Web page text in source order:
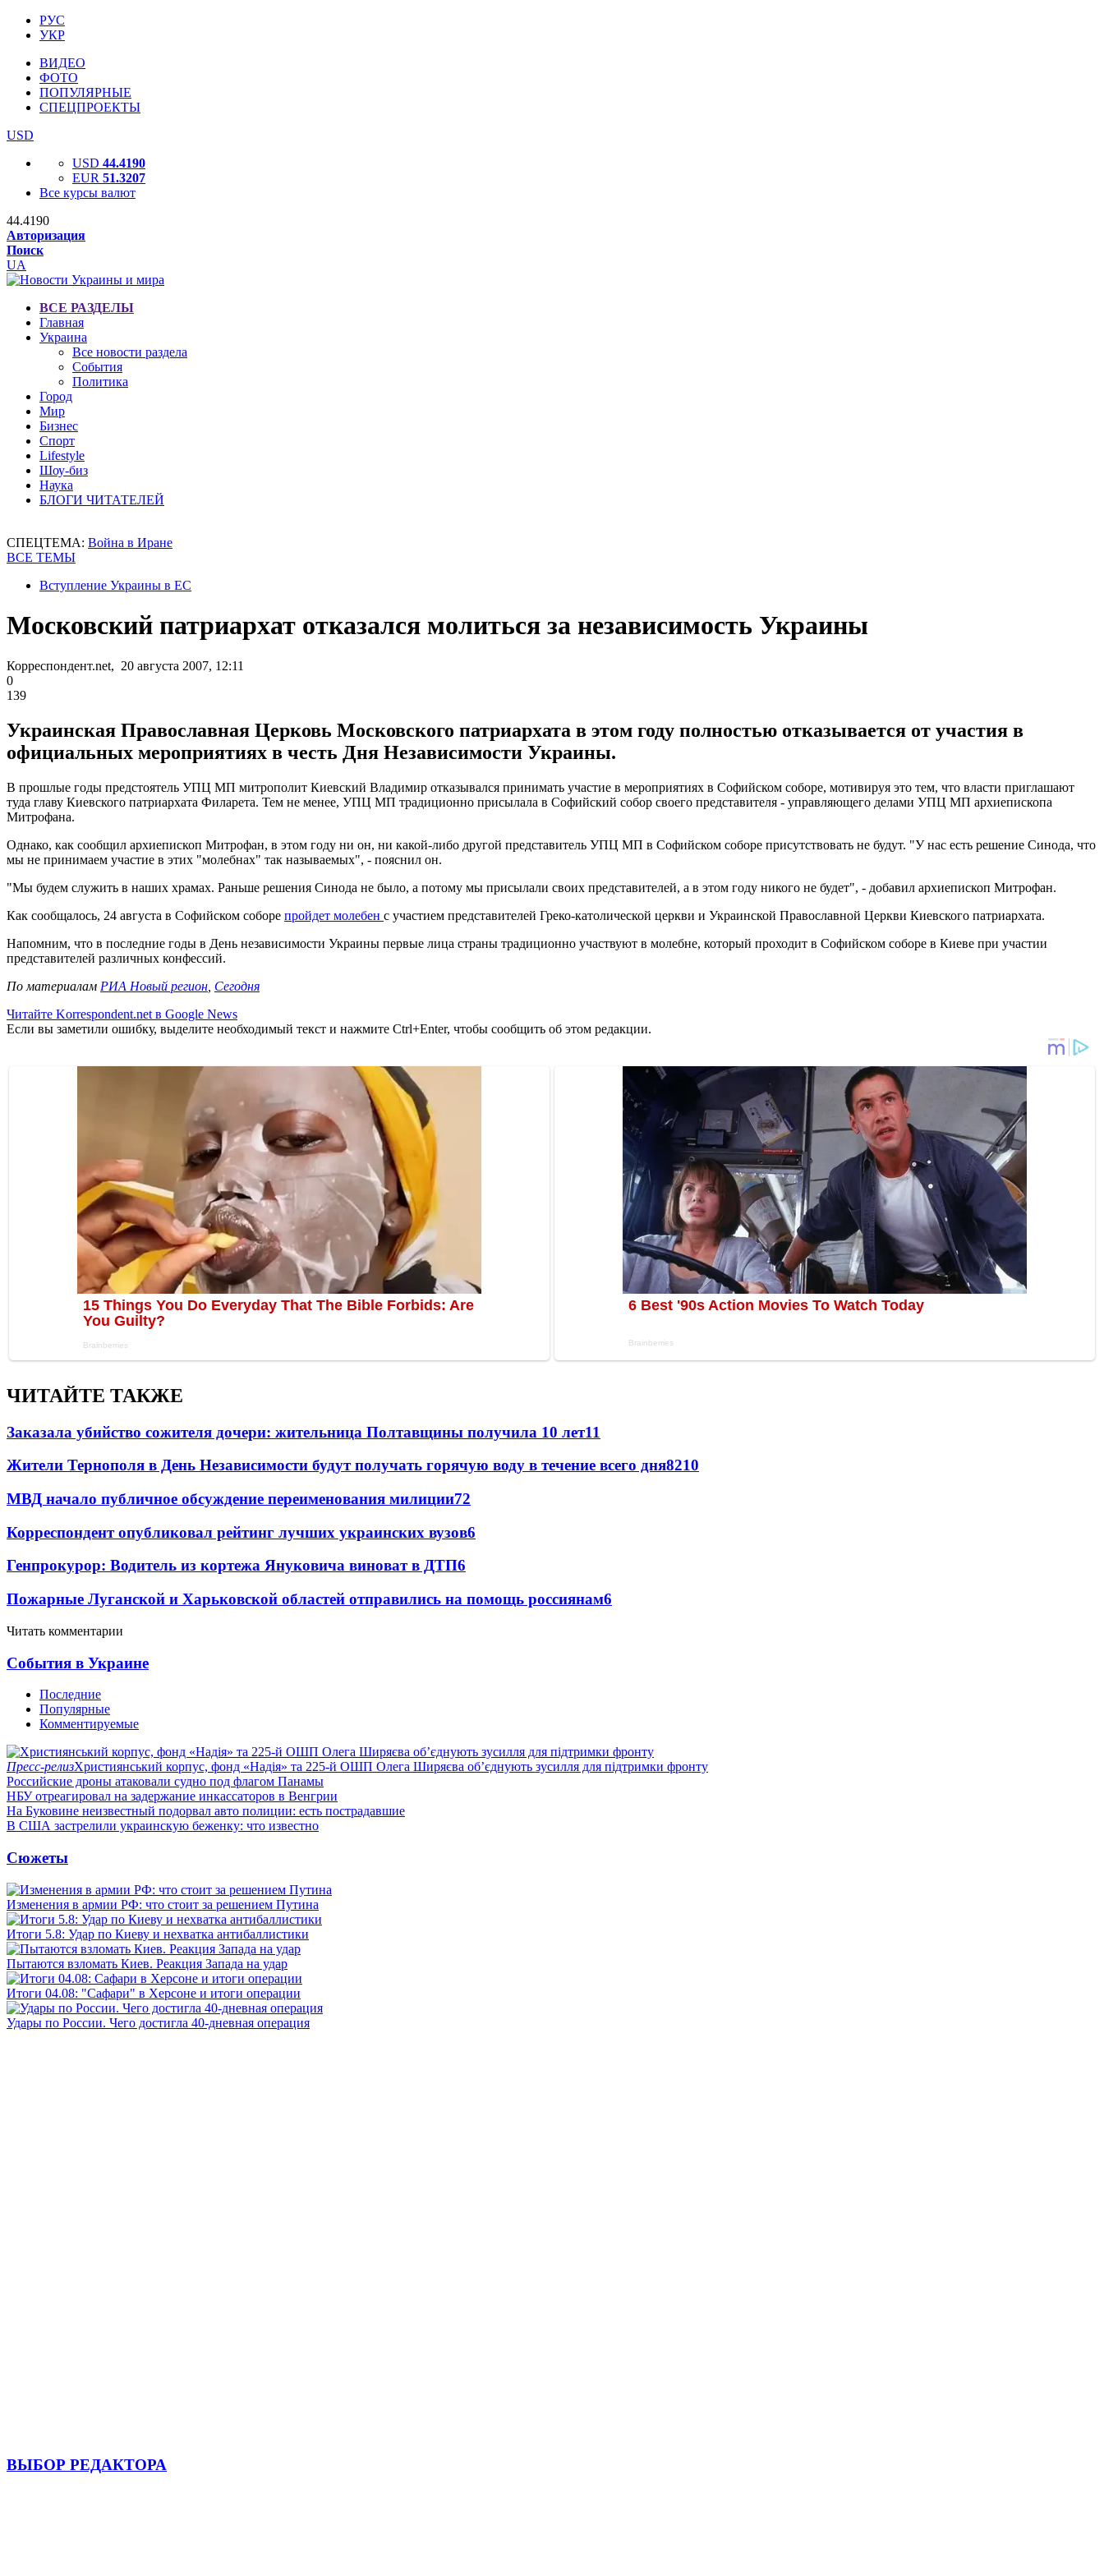
РУС
УКР
ВИДЕО
ФОТО
ПОПУЛЯРНЫЕ
СПЕЦПРОЕКТЫ
USD
USD 44.4190
EUR 51.3207
Все курсы валют
44.4190
Авторизация
Поиск
UA
ВСЕ РАЗДЕЛЫ
Главная
Украина
Все новости раздела
События
Политика
Город
Мир
Бизнес
Спорт
Lifestyle
Шоу-биз
Наука
БЛОГИ ЧИТАТЕЛЕЙ
СПЕЦТЕМА: Война в Иране
ВСЕ ТЕМЫ
Вступление Украины в ЕС
Московский патриархат отказался молиться за независимость Украины
Корреспондент.net, 20 августа 2007, 12:11
0
139
Украинская Православная Церковь Московского патриархата в этом году полностью отказывается от участия в
официальных мероприятиях в честь Дня Независимости Украины.
В прошлые годы предстоятель УПЦ МП митрополит Киевский Владимир отказывался принимать участие в мероприятиях в Софийском соборе, мотивируя это тем, что власти приглашают
туда главу Киевского патриархата Филарета. Тем не менее, УПЦ МП традиционно присылала в Софийский собор своего представителя - управляющего делами УПЦ МП архиепископа
Митрофана.
Однако, как сообщил архиепископ Митрофан, в этом году ни он, ни какой-либо другой представитель УПЦ МП в Софийском соборе присутствовать не будут. "У нас есть решение Синода, что
мы не принимаем участие в этих "молебнах" так называемых", - пояснил он.
"Мы будем служить в наших храмах. Раньше решения Синода не было, а потому мы присылали своих представителей, а в этом году никого не будет", - добавил архиепископ Митрофан.
Как сообщалось, 24 августа в Софийском соборе пройдет молебен с участием представителей Греко-католической церкви и Украинской Православной Церкви Киевского патриархата.
Напомним, что в последние годы в День независимости Украины первые лица страны традиционно участвуют в молебне, который проходит в Софийском соборе в Киеве при участии
представителей различных конфессий.
По материалам РИА Новый регион Сегодня
Читайте Korrespondent.net в Google News
Если вы заметили ошибку, выделите необходимый текст и нажмите Ctrl+Enter, чтобы сообщить об этом редакции.
ЧИТАЙТЕ ТАКЖЕ
Заказала убийство сожителя дочери: жительница Полтавщины получила 10 лет11
Жители Тернополя в День Независимости будут получать горячую воду в течение всего дня8210
МВД начало публичное обсуждение переименования милиции72
Корреспондент опубликовал рейтинг лучших украинских вузов6
Генпрокурор: Водитель из кортежа Януковича виноват в ДТП6
Пожарные Луганской и Харьковской областей отправились на помощь россиянам6
Читать комментарии
События в Украине
Последние
Популярные
Комментируемые
Пресс-релизХристиянський корпус, фонд «Надія» та 225-й ОШП Олега Ширяєва об’єднують зусилля для підтримки фронту
Российские дроны атаковали судно под флагом Панамы
НБУ отреагировал на задержание инкассаторов в Венгрии
На Буковине неизвестный подорвал авто полиции: есть пострадавшие
В США застрелили украинскую беженку: что известно
Сюжеты
Изменения в армии РФ: что стоит за решением Путина
Итоги 5.8: Удар по Киеву и нехватка антибаллистики
Пытаются взломать Киев. Реакция Запада на удар
Итоги 04.08: "Сафари" в Херсоне и итоги операции
Удары по России. Чего достигла 40-дневная операция
ВЫБОР РЕДАКТОРА